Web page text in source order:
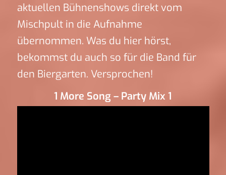
aktuellen Bühnenshows direkt vom
Mischpult in die Aufnahme
übernommen. Was du hier hörst,
bekommst du auch so für die Band für
den Biergarten. Versprochen!
1 More Song – Party Mix 1